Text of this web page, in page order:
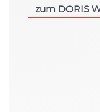
zum DORIS